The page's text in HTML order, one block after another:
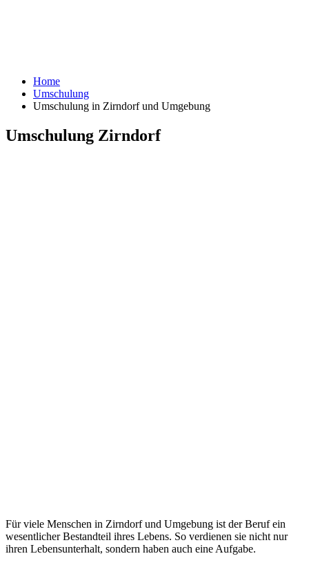
Home
Umschulung
Umschulung in Zirndorf und Umgebung
Umschulung Zirndorf
Für viele Menschen in Zirndorf und Umgebung ist der Beruf ein
wesentlicher Bestandteil ihres Lebens. So verdienen sie nicht nur
ihren Lebensunterhalt, sondern haben auch eine Aufgabe.